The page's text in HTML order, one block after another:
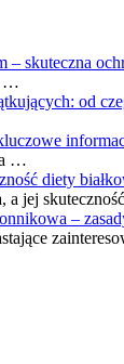
skuteczna
…
od
a …
diety
a jej
–